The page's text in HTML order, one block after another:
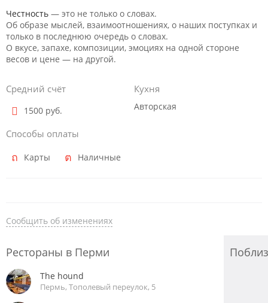
Честность — это не только о словах.
Об образе мыслей, взаимоотношениях, о наших поступках и
только в последнюю очередь о словах.
О вкусе, запахе, композиции, эмоциях на одной стороне
весов и цене — на другой.
Средний счёт
1500 руб.
Способы оплаты
Карты Наличные
Кухня
Авторская
Сообщить об изменениях
Рестораны в Перми
The hound
Пермь, Тополевый переулок, 5